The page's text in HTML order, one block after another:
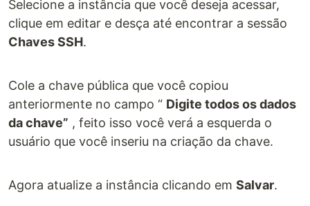
Selecione a instância que você deseja acessar,
clique em editar e desça até encontrar a sessão
Chaves SSH.
Cole a chave pública que você copiou
anteriormente no campo “ Digite todos os dados
da chave” , feito isso você verá a esquerda o
usuário que você inseriu na criação da chave.
Agora atualize a instância clicando em Salvar.